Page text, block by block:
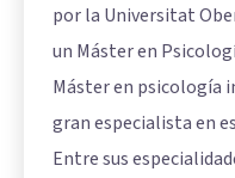
por la Universitat
un Máster en
Máster en psicología
gran especialista en
Entre sus